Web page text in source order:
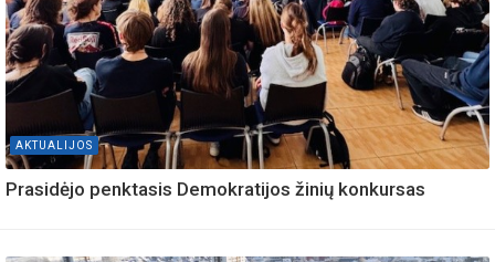
AKTUALIJOS
Prasidėjo penktasis Demokratijos žinių konkursas